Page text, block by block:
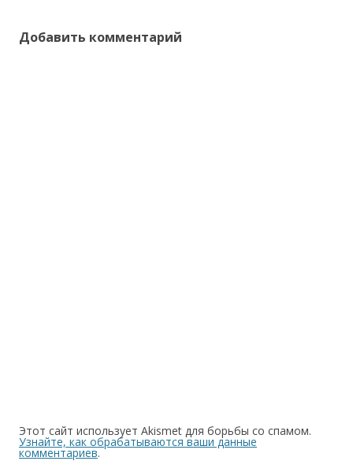
Добавить комментарий
Этот сайт использует Akismet для борьбы со спамом.
Узнайте, как обрабатываются ваши данные
комментариев.